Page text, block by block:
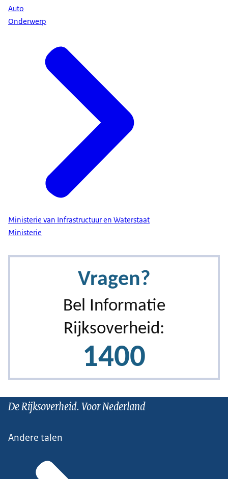
Auto
Onderwerp
Ministerie van Infrastructuur en Waterstaat
Ministerie
De Rijksoverheid. Voor Nederland
Andere talen